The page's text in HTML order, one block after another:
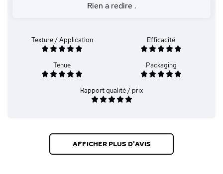
Rien a redire .
Texture / Application Efficacité
Tenue Packaging
Rapport qualité / prix
AFFICHER PLUS D'AVIS